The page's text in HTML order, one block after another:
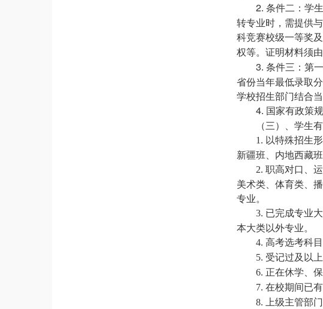
2. 条件二：学
转专业时，需提供
科竞赛校级一等奖
权等。证明材料须
3. 条件三：第
省份当年最低录取
学校招生部门结合
4. 国家有政策
（三）、学生
1. 以特殊招生
新疆班、内地西藏
2. 职高对口、
美术类、体育类、
专业。
3. 已完成专业
本大类以外专业。
4. 高考选考科
5. 受记过及以
6. 正在休学、
7. 在校期间已
8. 上级主管部